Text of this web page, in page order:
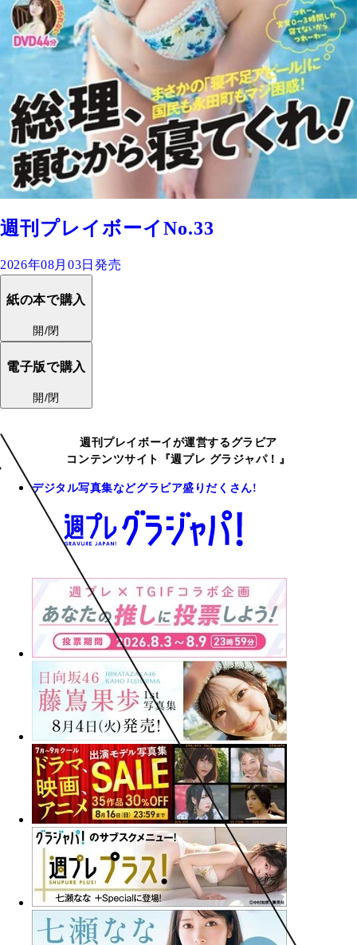
週刊プレイボーイNo.33
2026年08月03日発売
紙の本で購入
開/閉
電子版で購入
開/閉
週刊プレイボーイが運営するグラビア
コンテンツサイト『週プレ グラジャパ！』
デジタル写真集などグラビア盛りだくさん!